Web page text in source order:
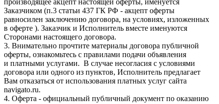
Заказчиком (п.3 статьи 437 ГК РФ - акцепт оферты
равносилен заключению договора, на условиях, изложенных
в оферте ). Заказчик и Исполнитель вместе именуются
Сторонами настоящего договора.
3. Внимательно прочтите материалы договора публичной
оферты, ознакомьтесь с правилами подачи объявления
и платными услугами. В случае несогласия с условиями
договора или одного из пунктов, Исполнитель предлагает
Вам отказаться от использования платных услуг сайта
navigato.ru.
4. Оферта - официальный публичный документ по оказанию